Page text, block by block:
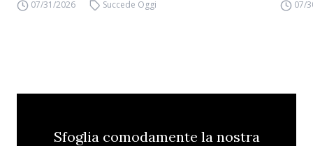
07/31/2026 Succede Oggi 07/
Sfoglia comodamente la nostra